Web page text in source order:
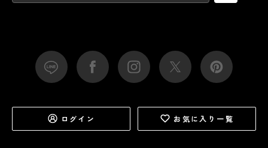
ログイン お気に入り一覧